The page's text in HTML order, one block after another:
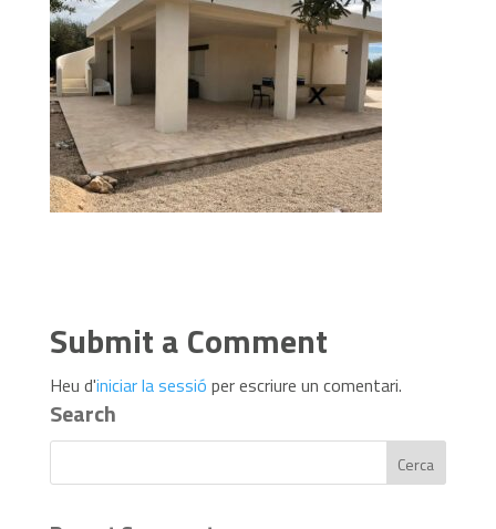
Submit a Comment
Heu d'iniciar la sessió per escriure un comentari.
Search